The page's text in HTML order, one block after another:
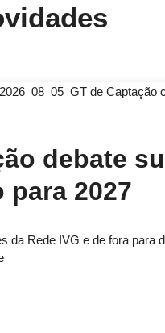
debate
para 2027
da Rede IVG e de fora para